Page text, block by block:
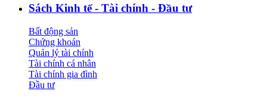
Sách Kinh tế - Tài chính - Đầu tư
Bất động sản
Chứng khoán
Quản lý tài chính
Tài chính cá nhân
Tài chính gia đình
Đầu tư